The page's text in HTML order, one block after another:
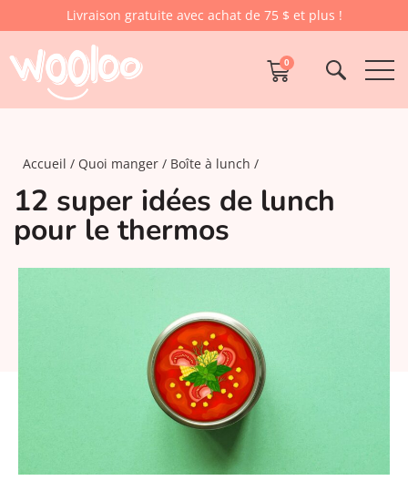
Livraison gratuite avec achat de 75 $ et plus !
0
Accueil Quoi manger Boîte à lunch
12 super idées de lunch
pour le thermos